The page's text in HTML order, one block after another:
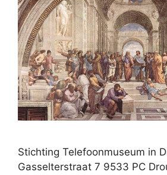
Stichting Telefoonmuseum in
Gasselterstraat 7 9533 PC